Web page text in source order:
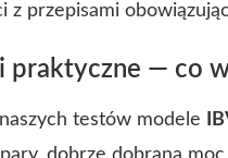
z przepisami
praktyczne — co
testów modele